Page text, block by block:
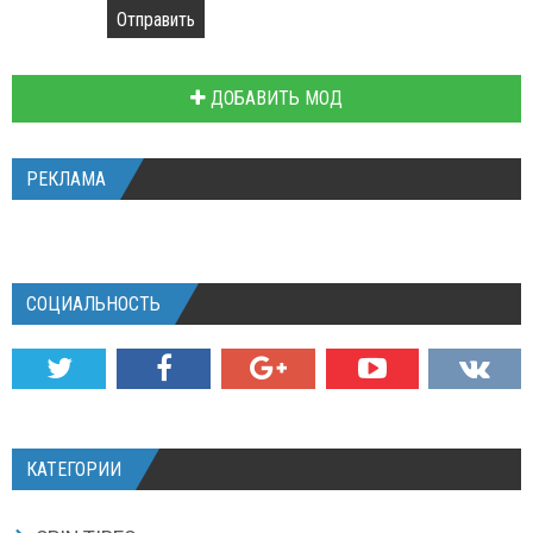
Отправить
ДОБАВИТЬ МОД
РЕКЛАМА
СОЦИАЛЬНОСТЬ
КАТЕГОРИИ